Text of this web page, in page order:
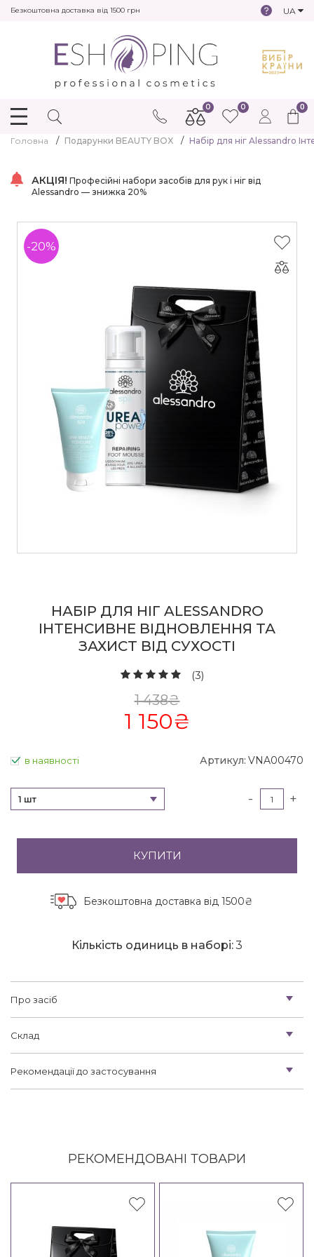
Безкоштовна доставка від 1500 грн UA
0
0 0
Головна Подарунки BEAUTY BOX Набір для ніг Alessandro
АКЦІЯ! Професійні набори засобів для рук і ніг від
Alessandro — знижка 20%
-20%
НАБІР ДЛЯ НІГ ALESSANDRO
ІНТЕНСИВНЕ ВІДНОВЛЕННЯ ТА
ЗАХИСТ ВІД СУХОСТІ
(3)
1 438₴
1 150₴
в наявності Артикул: VNA00470
1 шт - +
КУПИТИ
Безкоштовна доставка від 1500₴
Кількість одиниць в наборі:3
Про засіб
Склад
Рекомендації до застосування
РЕКОМЕНДОВАНІ ТОВАРИ